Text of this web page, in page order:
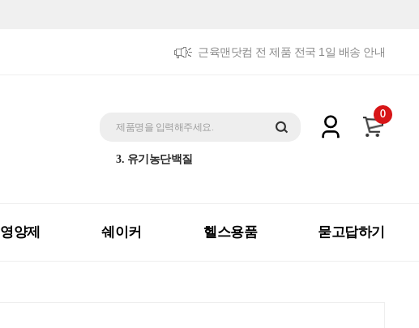
근육맨닷컴 전 제품 전국 1일 배송 안내
제품명을 입력해주세요.
1. 제트맥스게이너
3. 유기농단백질
0
영양제 쉐이커 헬스용품 묻고답하기